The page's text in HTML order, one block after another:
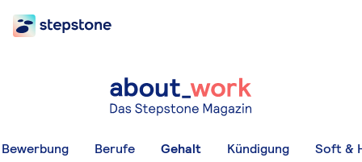
Bewerbung Berufe Gehalt Kündigung Soft &